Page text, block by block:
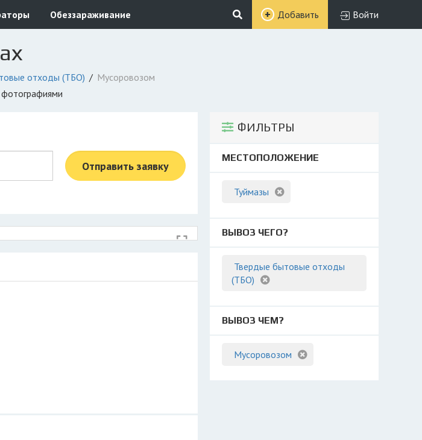
Обеззараживание Добавить Войти
отходы (ТБО)
Мусоровозом
фотографиями
ФИЛЬТРЫ
МЕСТОПОЛОЖЕНИЕ
Туймазы
ВЫВОЗ ЧЕГО?
Твердые бытовые отходы
(ТБО)
ВЫВОЗ ЧЕМ?
Мусоровозом
Отправить заявку